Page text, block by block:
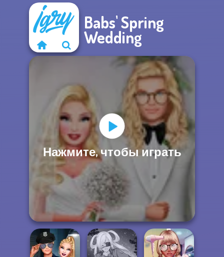
Babs' Spring
Wedding
Нажмите, чтобы играть